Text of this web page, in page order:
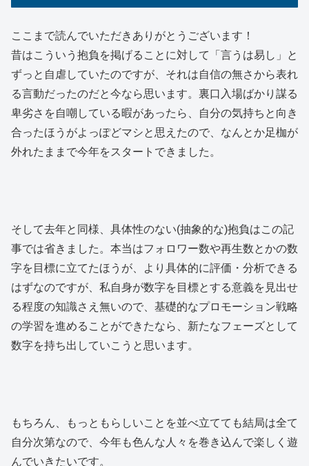
ここまで読んでいただきありがとうございます！
昔はこういう抱負を掲げることに対して「言うは易し」と
ずっと自虐していたのですが、それは自信の無さから表れ
る言動だったのだと今なら思います。裏口入場ばかり謀る
卑劣さを自嘲している暇があったら、自分の気持ちと向き
合ったほうがよっぽどマシと思えたので、なんとか足枷が
外れたままで今年をスタートできました。
そして去年と同様、具体性のない(抽象的な)抱負はこの記
事では省きました。本当はフォロワー数や再生数とかの数
字を目標に立てたほうが、より具体的に評価・分析できる
はずなのですが、私自身が数字を目標とする意義を見出せ
る程度の知識さえ無いので、基礎的なプロモーション戦略
の学習を進めることができたなら、新たなフェーズとして
数字を持ち出していこうと思います。
もちろん、もっともらしいことを並べ立てても結局は全て
自分次第なので、今年も色んな人々を巻き込んで楽しく遊
んでいきたいです。